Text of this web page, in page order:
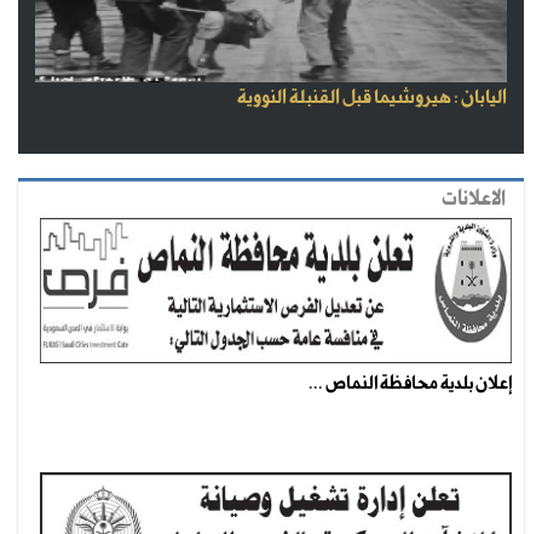
اليابان : هيروشيما قبل القنبلة النووية
الاعلانات
إعلان بلدية محافظة النماص ...